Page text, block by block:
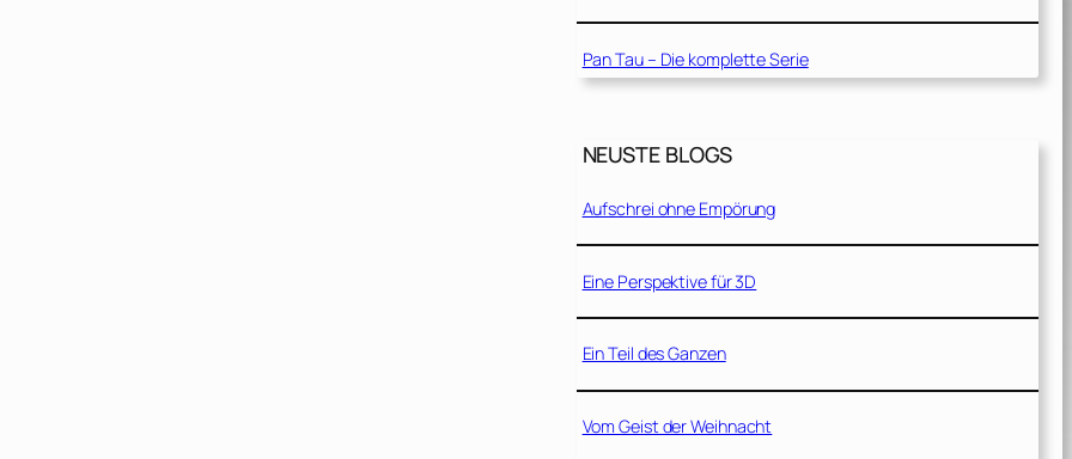
Pan Tau – Die komplette Serie
NEUSTE BLOGS
Aufschrei ohne Empörung
Eine Perspektive für 3D
Ein Teil des Ganzen
Vom Geist der Weihnacht